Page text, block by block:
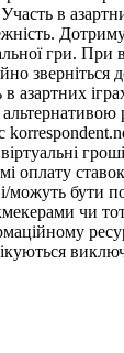
в
гри. При
зверніться
азартних
оплату
можуть бути
чи